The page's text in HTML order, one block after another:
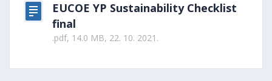
EUCOE YP Sustainability Checklist
final
.pdf, 14.0 MB, 22. 10. 2021.